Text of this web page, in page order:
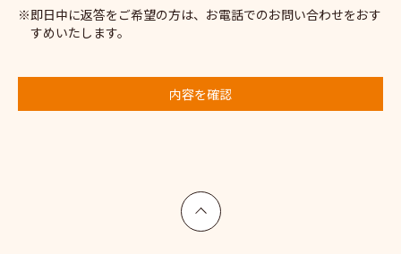
即日中に返答をご希望の方は、お電話でのお問い合わせをおす
すめいたします。
内容を確認
上へ戻る